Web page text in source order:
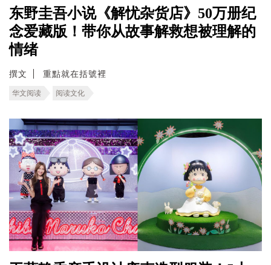
东野圭吾小说《解忧杂货店》50万册纪
念爱藏版！带你从故事解救想被理解的
情绪
撰文 重點就在括號裡
华文阅读 阅读文化